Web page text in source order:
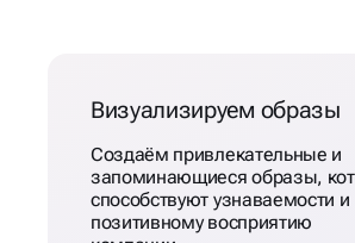
Визуализируем образы
Создаём привлекательные и
запоминающиеся образы,
способствуют узнаваемости и
позитивному восприятию